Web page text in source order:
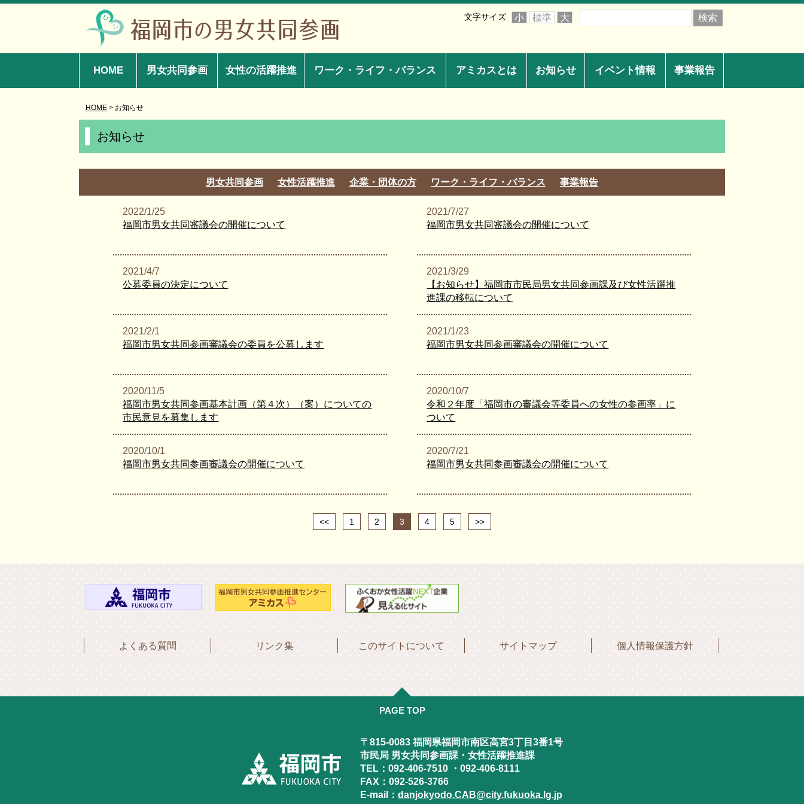
文字サイズ 小 標準 大
HOME 男女共同参画 女性の活躍推進 ワーク・ライフ・バランス アミカスとは お知らせ イベント情報 事業報告
HOME> お知らせ
お知らせ
男女共同参画 女性活躍推進 企業・団体の方 ワーク・ライフ・バランス 事業報告
2022/1/25
福岡市男女共同審議会の開催について
2021/7/27
福岡市男女共同審議会の開催について
2021/4/7
公募委員の決定について
2021/3/29
【お知らせ】福岡市市民局男女共同参画課及び女性活躍推
進課の移転について
2021/2/1
福岡市男女共同参画審議会の委員を公募します
2021/1/23
福岡市男女共同参画審議会の開催について
2020/11/5
福岡市男女共同参画基本計画（第４次）（案）についての
市民意見を募集します
2020/10/7
令和２年度「福岡市の審議会等委員への女性の参画率」に
ついて
2020/10/1
福岡市男女共同参画審議会の開催について
2020/7/21
福岡市男女共同参画審議会の開催について
<< 1 2 3 4 5 >>
よくある質問 リンク集 このサイトについて サイトマップ 個人情報保護方針
PAGE TOP
〒815-0083 福岡県福岡市南区高宮3丁目3番1号
市民局 男女共同参画課・女性活躍推進課
TEL：092-406-7510 ・092-406-8111
FAX：092-526-3766
E-mail： danjokyodo.CAB@city.fukuoka.lg.jp